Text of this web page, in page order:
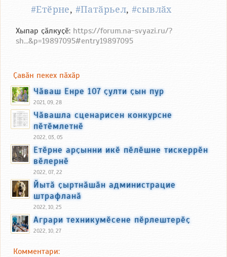
#Етӗрне, #Патӑрьел,#сывлӑх
Хыпар ҫӑлкуҫӗ: https://forum.na-svyazi.ru/?
sh...&p=19897095#entry19897095
Ҫавӑн пекех пӑхӑр
Чӑваш Енре 107 ҫулти ҫын пур
2021, 09, 28
Чӑвашла сценарисен конкурсне
пӗтӗмлетнӗ
2022, 03, 05
Етӗрне арҫынни икӗ пӗлӗшне тискеррӗн
вӗлернӗ
2022, 07, 22
Йытӑ ҫыртнӑшӑн администрацие
штрафланӑ
2022, 10, 25
Аграри техникумӗсене пӗрлештерӗҫ
2022, 10, 27
Комментари: